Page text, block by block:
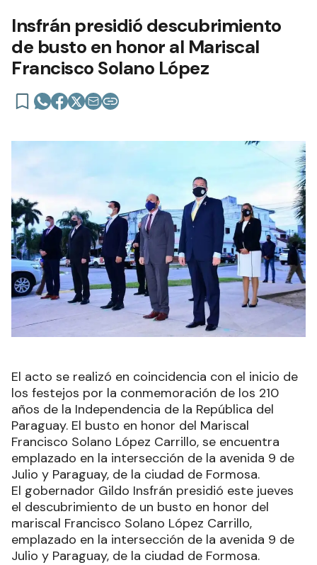
Insfrán presidió descubrimiento
de busto en honor al Mariscal
Francisco Solano López
El acto se realizó en coincidencia con el inicio de
los festejos por la conmemoración de los 210
años de la Independencia de la República del
Paraguay. El busto en honor del Mariscal
Francisco Solano López Carrillo, se encuentra
emplazado en la intersección de la avenida 9 de
Julio y Paraguay, de la ciudad de Formosa.
El gobernador Gildo Insfrán presidió este jueves
el descubrimiento de un busto en honor del
mariscal Francisco Solano López Carrillo,
emplazado en la intersección de la avenida 9 de
Julio y Paraguay, de la ciudad de Formosa.